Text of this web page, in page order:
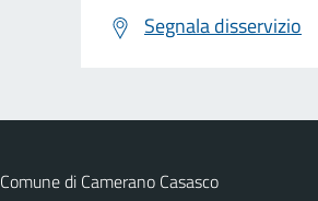
Segnala disservizio
Comune di Camerano Casasco